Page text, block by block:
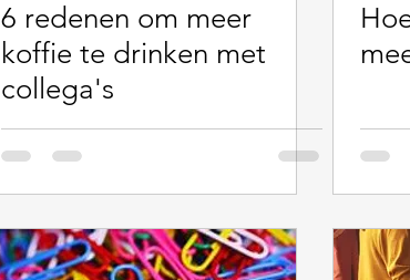
6 redenen om meer
koffie te drinken met
collega's